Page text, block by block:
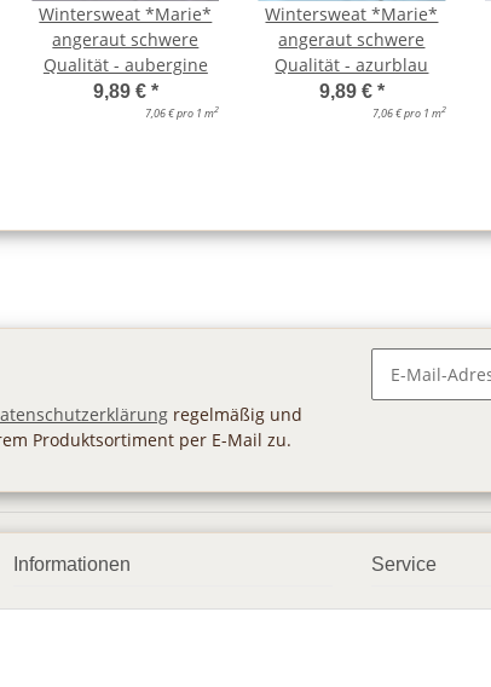
Wintersweat *Marie*
angeraut schwere
Qualität - aubergine
9,89 € *
7,06 € pro 1 m2
Wintersweat *Marie*
angeraut schwere
Qualität - azurblau
9,89 € *
7,06 € pro 1 m2
regelmäßig und
Produktsortiment per E-Mail zu.
Informationen Service